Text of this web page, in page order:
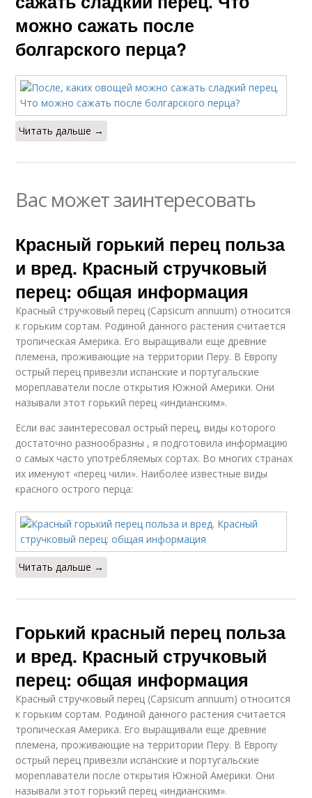
можно сажать после
болгарского перца?
Читать дальше →
Вас может заинтересовать
Красный горький перец польза
и вред. Красный стручковый
перец: общая информация
Красный стручковый перец (Capsicum annuum) относится
к горьким сортам. Родиной данного растения считается
тропическая Америка. Его выращивали еще древние
племена, проживающие на территории Перу. В Европу
острый перец привезли испанские и португальские
мореплаватели после открытия Южной Америки. Они
называли этот горький перец «индианским».
Если вас заинтересовал острый перец, виды которого
достаточно разнообразны , я подготовила информацию
о самых часто употребляемых сортах. Во многих странах
их именуют «перец чили». Наиболее известные виды
красного острого перца:
Читать дальше →
Горький красный перец польза
и вред. Красный стручковый
перец: общая информация
Красный стручковый перец (Capsicum annuum) относится
к горьким сортам. Родиной данного растения считается
тропическая Америка. Его выращивали еще древние
племена, проживающие на территории Перу. В Европу
острый перец привезли испанские и португальские
мореплаватели после открытия Южной Америки. Они
называли этот горький перец «индианским».